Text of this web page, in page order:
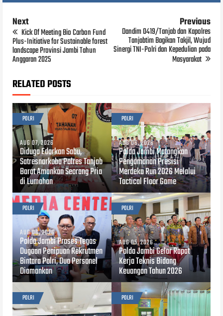
Next
Kick Of Meeting Bio Carbon Fund
Plus-Initiative for Sustainable forest
landscape Provinsi Jambi Tahun
Anggaran 2025
Previous
Dandim 0419/Tanjab dan Kapolres
Tanjabtim Bagikan Takjil, Wujud
Sinergi TNI-Polri dan Kepedulian pada
Masyarakat
RELATED POSTS
POLRI
AUG 07, 2026
Diduga Edarkan Sabu,
Satresnarkoba Polres Tanjab
Barat Amankan Seorang Pria
di Lumahan
POLRI
AUG 06, 2026
Polda Jambi Matangkan
Pengamanan Presisi
Merdeka Run 2026 Melalui
Tactical Floor Game
POLRI
AUG 06, 2026
Polda Jambi Proses Tegas
Dugaan Penipuan Rekrutmen
Bintara Polri, Dua Personel
Diamankan
POLRI
AUG 05, 2026
Polda Jambi Gelar Rapat
Kerja Teknis Bidang
Keuangan Tahun 2026
POLRI POLRI